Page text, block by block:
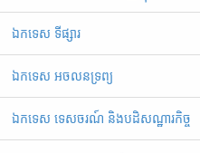
ឯកទេស ទីផ្សារ
ឯកទេស អចលនទ្រព្យ
ឯកទេស ទេសចរណ៍ និងបដិសណ្ឋារកិច្ច